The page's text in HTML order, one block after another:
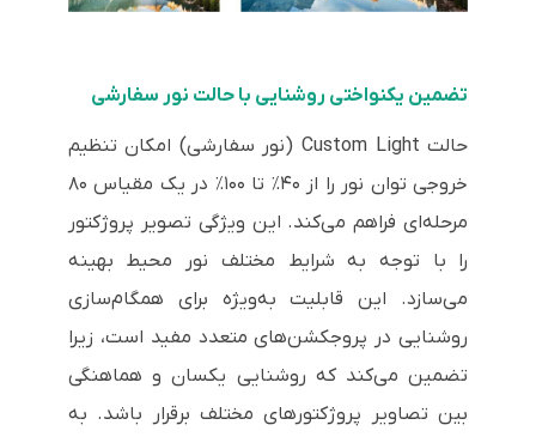
تضمین یکنواختی روشنایی با حالت نور سفارشی
حالت Custom Light (نور سفارشی) امکان تنظیم
خروجی توان نور را از ۴۰٪ تا ۱۰۰٪ در یک مقیاس ۸۰
مرحله‌ای فراهم می‌کند. این ویژگی تصویر پروژکتور
را با توجه به شرایط مختلف نور محیط بهینه
می‌سازد. این قابلیت به‌ویژه برای همگام‌سازی
روشنایی در پروجکشن‌های متعدد مفید است، زیرا
تضمین می‌کند که روشنایی یکسان و هماهنگی
بین تصاویر پروژکتورهای مختلف برقرار باشد. به